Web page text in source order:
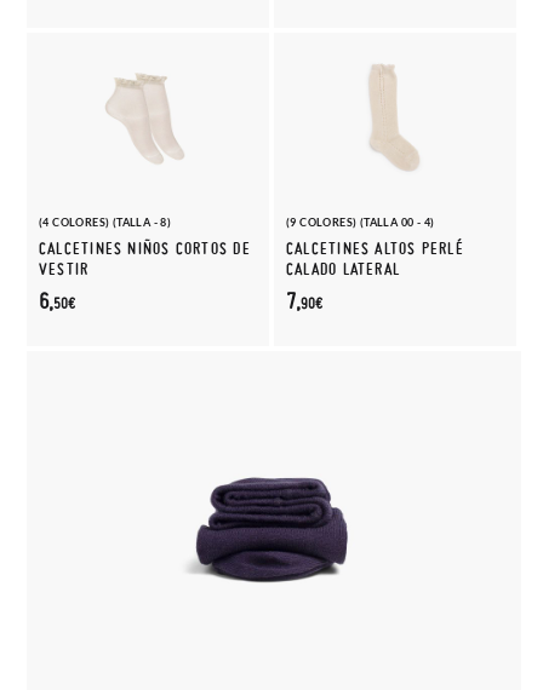
(4 COLORES) (TALLA - 8)
CALCETINES NIÑOS CORTOS DE
VESTIR
6,50€
(9 COLORES) (TALLA 00 - 4)
CALCETINES ALTOS PERLÉ
CALADO LATERAL
7,90€